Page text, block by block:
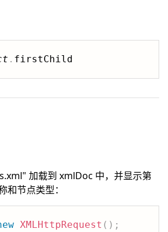
.
加载到 xmlDoc 中，并显示第
和节点类型：
XMLHttpRequest ( ) ;